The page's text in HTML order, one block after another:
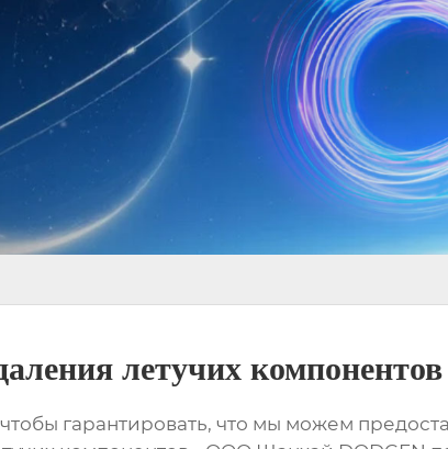
летучих компонентов
гарантировать, что мы можем